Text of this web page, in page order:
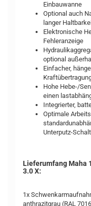
Einbauwanne
Optional auch
langer
Elektronische
Fehleranzeige
optional
Einfacher,
Hohe Hebe-/
einen
Integrierter,
Optimale
Unterputz-
Lieferumfang Maha
3.0 X:
1x
anthrazitgrau (RAL